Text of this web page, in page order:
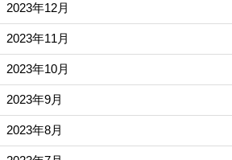
2023年12月
2023年11月
2023年10月
2023年9月
2023年8月